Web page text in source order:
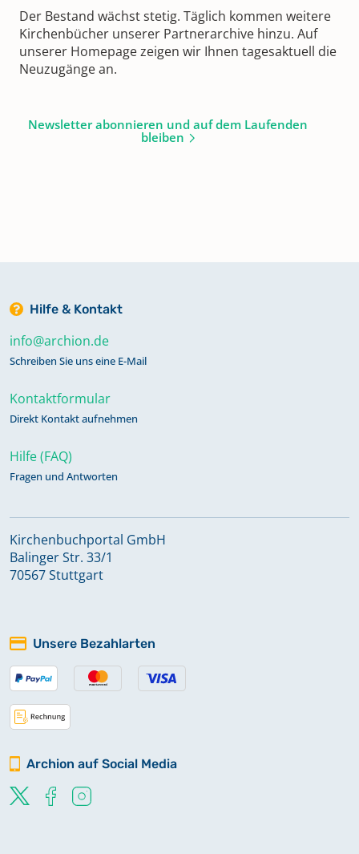
Der Bestand wächst stetig. Täglich kommen weitere
Kirchenbücher unserer Partnerarchive hinzu. Auf
unserer Homepage zeigen wir Ihnen tagesaktuell die
Neuzugänge an.
Newsletter abonnieren und auf dem Laufenden
bleiben
Hilfe & Kontakt
info@archion.de
Schreiben Sie uns eine E-Mail
Kontaktformular
Direkt Kontakt aufnehmen
Hilfe (FAQ)
Fragen und Antworten
Kirchenbuchportal GmbH
Balinger Str. 33/1
70567 Stuttgart
Unsere Bezahlarten
Archion auf Social Media